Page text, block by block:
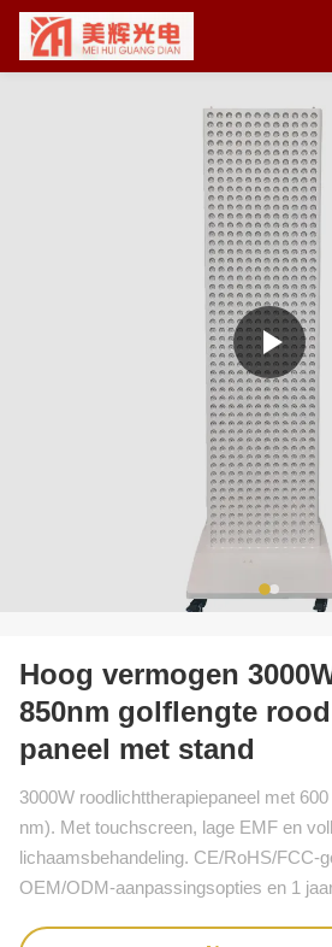
Hoog vermogen
850nm golflengte
paneel met stand
3000W roodlichttherapiepaneel met
nm). Met touchscreen, lage EMF en
lichaamsbehandeling. CE/RoHS/FCC-
OEM/ODM-aanpassingsopties en 1